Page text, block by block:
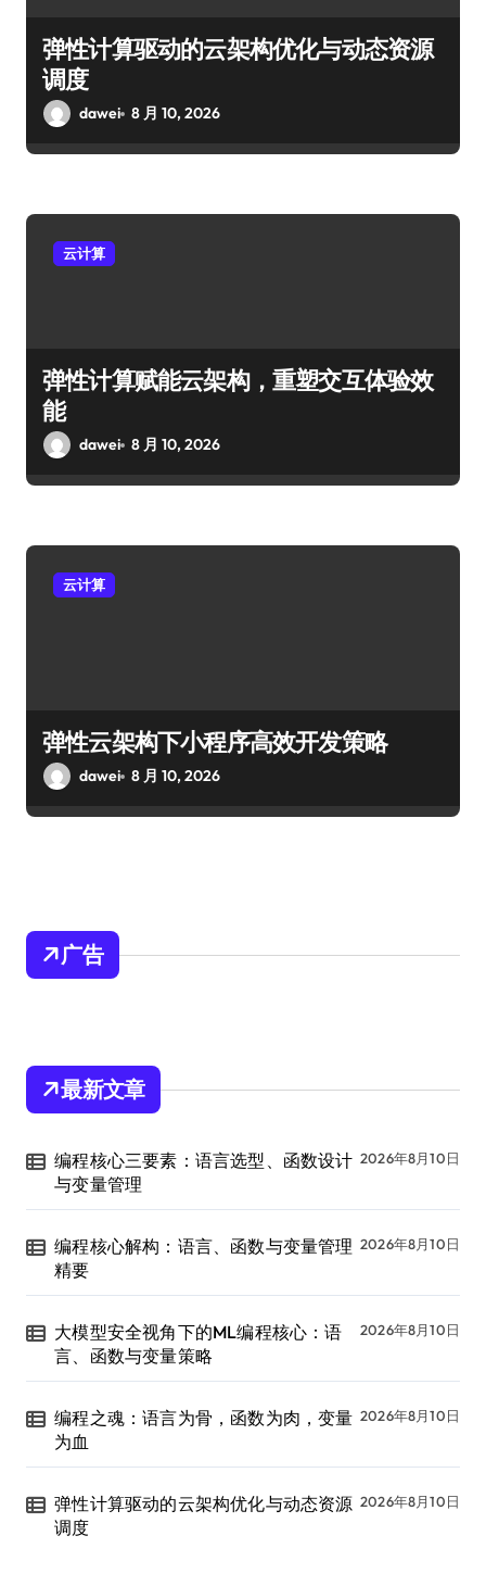
弹性计算驱动的云架构优化与动态资源
调度
dawei 8 月 10, 2026
云计算
弹性计算赋能云架构，重塑交互体验效
能
dawei 8 月 10, 2026
云计算
弹性云架构下小程序高效开发策略
dawei 8 月 10, 2026
广告
最新文章
编程核心三要素：语言选型、函数设计
与变量管理
2026年8月10日
编程核心解构：语言、函数与变量管理
精要
2026年8月10日
大模型安全视角下的ML编程核心：语
言、函数与变量策略
2026年8月10日
编程之魂：语言为骨，函数为肉，变量
为血
2026年8月10日
弹性计算驱动的云架构优化与动态资源
调度
2026年8月10日